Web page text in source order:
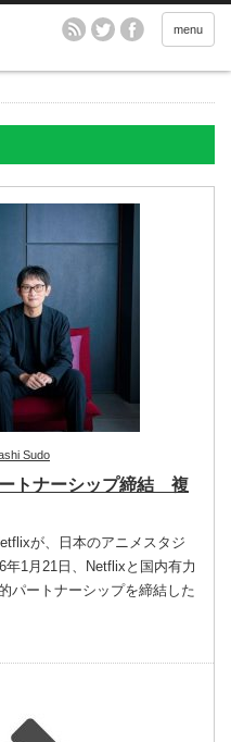
menu
Sudo
トナーシップ締結 複
が、日本のアニメスタジ
1月21日、Netflixと国内有力
パートナーシップを締結した